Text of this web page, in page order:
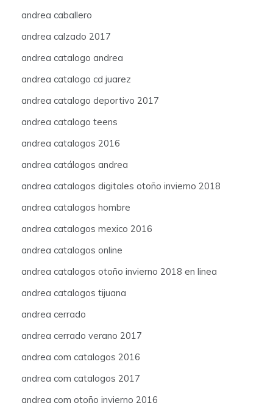
andrea caballero
andrea calzado 2017
andrea catalogo andrea
andrea catalogo cd juarez
andrea catalogo deportivo 2017
andrea catalogo teens
andrea catalogos 2016
andrea catálogos andrea
andrea catalogos digitales otoño invierno 2018
andrea catalogos hombre
andrea catalogos mexico 2016
andrea catalogos online
andrea catalogos otoño invierno 2018 en linea
andrea catalogos tijuana
andrea cerrado
andrea cerrado verano 2017
andrea com catalogos 2016
andrea com catalogos 2017
andrea com otoño invierno 2016